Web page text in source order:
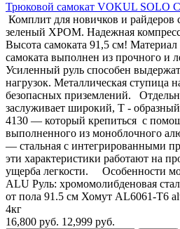
Трюковой самокат VOKUL SOLO
Комплит для новичков и
зеленый ХРОМ. Надежная
Высота самоката 91,5 см! Материал
самоката выполнен из прочного и
Усиленный руль способен
нагрузок. Металлическая ступица
безопасных приземлений.
заслуживает широкий, T -
4130 — который крепиться с
выполненного из моноблочного
— стальная с интегрированными
эти характеристики работают на
ущерба легкости. Особенности
ALU Руль: хромомолибденовая
от пола 91.5 см Хомут AL6061-T6
4кг
16,800 руб. 12,999 руб.